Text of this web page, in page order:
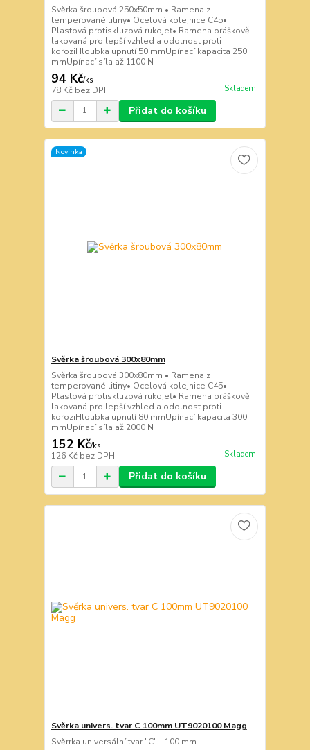
Svěrka šroubová 250x50mm • Ramena z
temperované litiny• Ocelová kolejnice C45•
Plastová protiskluzová rukojeť• Ramena práškově
lakovaná pro lepší vzhled a odolnost proti
koroziHloubka upnutí 50 mmUpínací kapacita 250
mmUpínací síla až 1100 N
94 Kč/ks
78 Kč bez DPH Skladem
Přidat do košíku
Novinka
Svěrka šroubová 300x80mm
Svěrka šroubová 300x80mm • Ramena z
temperované litiny• Ocelová kolejnice C45•
Plastová protiskluzová rukojeť• Ramena práškově
lakovaná pro lepší vzhled a odolnost proti
koroziHloubka upnutí 80 mmUpínací kapacita 300
mmUpínací síla až 2000 N
152 Kč/ks
126 Kč bez DPH Skladem
Přidat do košíku
Svěrka univers. tvar C 100mm UT9020100 Magg
Svěrrka universální tvar "C" - 100 mm.